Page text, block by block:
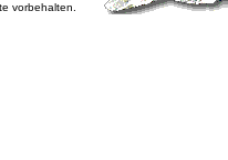
vorbehalten.